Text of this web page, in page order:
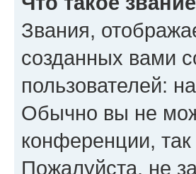
Звания,
созданных вами
пользователей:
Обычно вы не
конференции,
Пожалуйста, не